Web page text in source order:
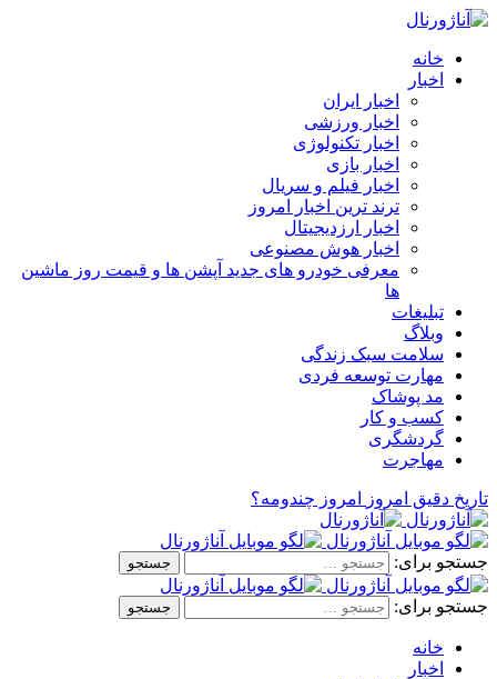
خانه
اخبار
اخبار ایران
اخبار ورزشی
اخبار تکنولوژی
اخبار بازی
اخبار فیلم و سریال
ترند ترین اخبار امروز
اخبار ارزدیجیتال
اخبار هوش مصنوعی
معرفی خودرو های جدید آپشن‌ ها و قیمت روز ماشین‌
ها
تبلیغات
وبلاگ
سلامت سبک زندگی
مهارت توسعه فردی
مد پوشاک
کسب و کار
گردشگری
مهاجرت
تاریخ دقیق امروز امروز چندومه؟
جستجو برای:
جستجو برای:
خانه
اخبار